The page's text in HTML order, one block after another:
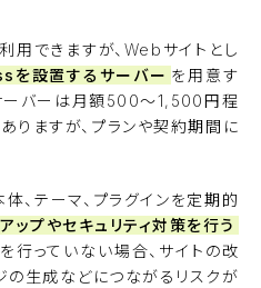
できますが、Webサイトとし
を設置するサーバー を用意す
ーバーは月額500〜1,500円程
りますが、プランや契約期間に
、テーマ、プラグインを定期的
ップやセキュリティ対策を行う
行っていない場合、サイトの改
の生成などにつながるリスクが